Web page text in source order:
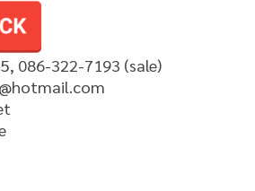
086-322-7193 (sale)